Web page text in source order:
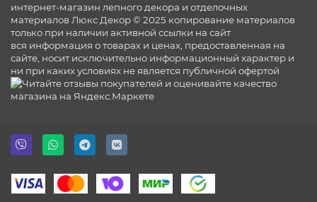
интернет-магазин лепного декора и отделочных
материалов Люкс Декор © 2025 копирование материалов
только при наличии активной ссылки на сайт
вся информация о товарах и ценах, предоставленная на
сайте, носит исключительно информационный характер и
ни при каких условиях не является публичной офертой